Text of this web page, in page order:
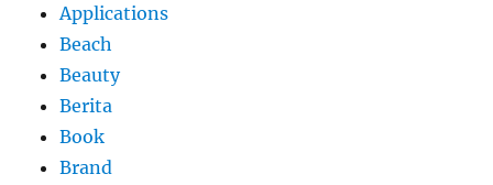
Applications
Beach
Beauty
Berita
Book
Brand